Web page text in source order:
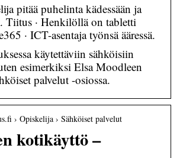
pitää puhelinta kädessään ja
Tiitus · Henkilöllä on tabletti
· ICT-asentaja työnsä ääressä.
käytettäviin sähköisiin
esimerkiksi Elsa Moodleen
palvelut -osiossa.
› Opiskelija › Sähköiset palvelut
kotikäyttö –